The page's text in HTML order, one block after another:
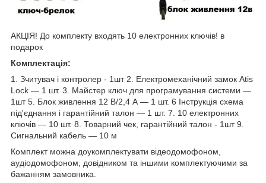
АКЦІЯ! До комплекту входять 10 електронних ключів! в
подарок
Комплектація:
1. Зчитувач і контролер - 1шт 2. Електромеханічний замок Atis
Lock — 1 шт. 3. Майстер ключ для програмування системи —
1шт 5. Блок живлення 12 В/2,4 А — 1 шт. 6 Інструкція схема
під'єднання і гарантійний талон — 1 шт. 7. 10 електронних
ключів — 10 шт. 8. Товарний чек, гарантійний талон - 1шт 9.
Сигнальний кабель — 10 м
Комплект можна доукомплектувати відеодомофоном,
аудіодомофоном, довідником та іншими комплектуючими за
бажанням замовника.